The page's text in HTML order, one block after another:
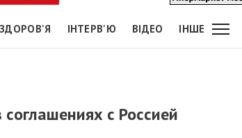
ЗДОРОВ'Я ІНТЕРВ'Ю ВІДЕО ІНШЕ
с Россией